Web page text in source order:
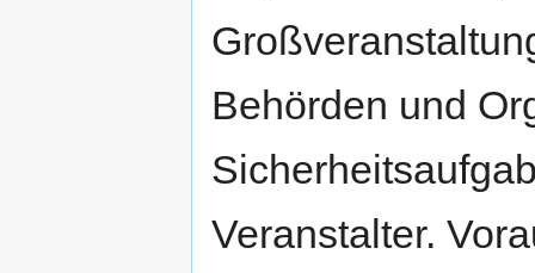
Behörden und
Veranstalter.